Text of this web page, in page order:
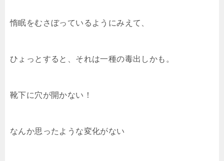
惰眠をむさぼっているようにみえて、
ひょっとすると、それは一種の毒出しかも。
靴下に穴が開かない！
なんか思ったような変化がない